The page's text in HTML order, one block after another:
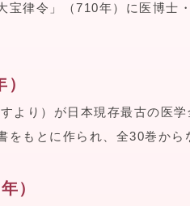
宝律令」（710年）に医博士
より）が日本現存最古の医学
をもとに作られ、全30巻か
）